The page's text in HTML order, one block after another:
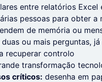
entre relatórios
pessoas para obter a
de memória ou
ou mais perguntas,
recuperar controlo
transformação
críticos: desenha em